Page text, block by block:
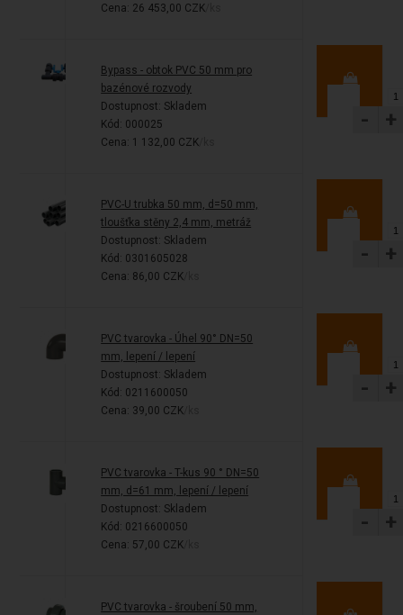
Cena: 26 453,00 CZK
Bypass - obtok PVC 50 mm pro
bazénové rozvody
Dostupnost: Skladem
Kód: 000025
Cena: 1 132,00 CZK
- +
PVC-U trubka 50 mm, d=50 mm,
tloušťka stěny 2,4 mm, metráž
Dostupnost: Skladem
Kód: 0301605028
Cena: 86,00 CZK
- +
PVC tvarovka - Úhel 90° DN=50
mm, lepení / lepení
Dostupnost: Skladem
Kód: 0211600050
Cena: 39,00 CZK
- +
PVC tvarovka - T-kus 90 ° DN=50
mm, d=61 mm, lepení / lepení
Dostupnost: Skladem
Kód: 0216600050
Cena: 57,00 CZK
- +
PVC tvarovka - šroubení 50 mm,